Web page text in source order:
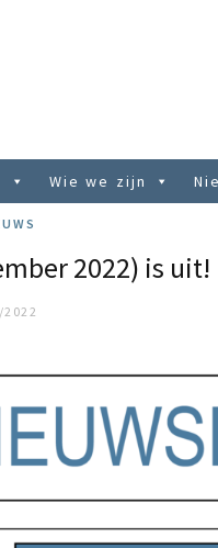
Wie we zijn
2022) is uit!